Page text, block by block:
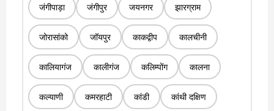
जंगीपाड़ा जंगीपुर जयनगर झारग्राम
जोरासांको जॉयपुर काकद्वीप कालचीनी
कालियागंज कालीगंज कलिम्पोंग कालना
कल्याणी कमरहाटी कांडी कांथी दक्षिण